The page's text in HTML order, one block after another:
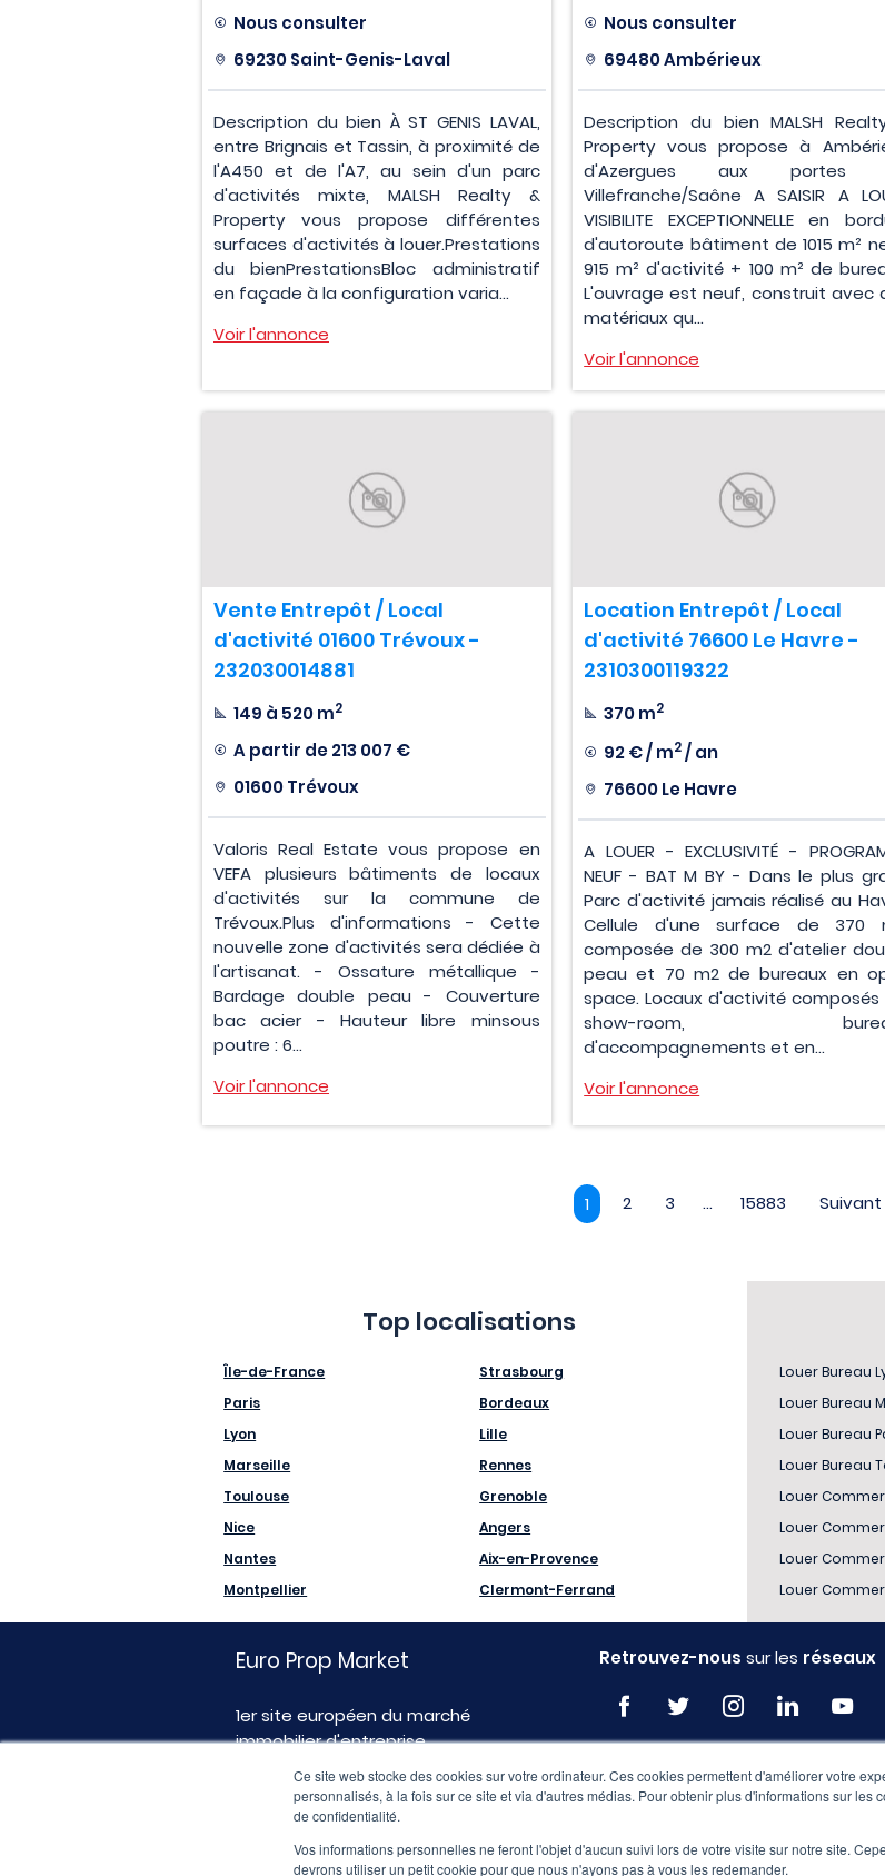
Ce site web stocke des cookies sur votre ordinateur. Ces cookies permettent d'améliorer votre
personnalisés, à la fois sur ce site et via d'autres médias. Pour obtenir plus d'informations sur les
de confidentialité.
Vos informations personnelles ne feront l'objet d'aucun suivi lors de votre visite sur notre site.
devrons utiliser un petit cookie pour que nous n'ayons pas à vous les redemander.
Nous consulter
69230 Saint-Genis-Laval
Description du bien À ST GENIS LAVAL,
entre Brignais et Tassin, à proximité de
l'A450 et de l'A7, au sein d'un parc
d'activités mixte, MALSH Realty &
Property vous propose différentes
surfaces d'activités à louer.Prestations
du bienPrestationsBloc administratif
en façade à la configuration varia...
Voir l'annonce
Nous consulter
69480 Ambérieux
Description du bien MALSH
Property vous propose à
d'Azergues aux portes
Villefranche/Saône A SAISIR A
VISIBILITE EXCEPTIONNELLE en
d'autoroute bâtiment de 1015 m²
915 m² d'activité + 100 m² de
L'ouvrage est neuf, construit avec
matériaux qu...
Voir l'annonce
Vente Entrepôt / Local
d'activité 01600 Trévoux -
232030014881
149 à 520 m2
A partir de213 007 €
01600 Trévoux
Valoris Real Estate vous propose en
VEFA plusieurs bâtiments de locaux
d'activités sur la commune de
Trévoux.Plus d'informations - Cette
nouvelle zone d'activités sera dédiée à
l'artisanat. - Ossature métallique -
Bardage double peau - Couverture
bac acier - Hauteur libre minsous
poutre : 6...
Voir l'annonce
Location Entrepôt / Local
d'activité 76600 Le Havre -
2310300119322
370 m2
92 € / m2/ an
76600 Le Havre
A LOUER - EXCLUSIVITÉ -
NEUF - BAT M BY - Dans le plus
Parc d'activité jamais réalisé au
Cellule d'une surface de 370
composée de 300 m2 d'atelier
peau et 70 m2 de bureaux en
space. Locaux d'activité composés
show-room,
d'accompagnements et en...
Voir l'annonce
1 2 3 ... 15883 Suivant
Top localisations
Île-de-France
Paris
Lyon
Marseille
Toulouse
Nice
Nantes
Montpellier
Strasbourg
Bordeaux
Lille
Rennes
Grenoble
Angers
Aix-en-Provence
Clermont-Ferrand
Louer Bureau
Louer Bureau
Louer Bureau
Louer Bureau
Louer
Louer
Louer
Louer
Euro Prop Market
1er site européen du marché
immobilier d'entreprise
Retrouvez-nous sur les réseaux